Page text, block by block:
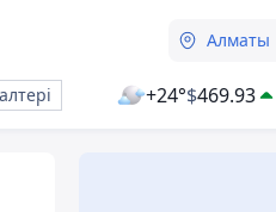
Алматы
+24°$469.93